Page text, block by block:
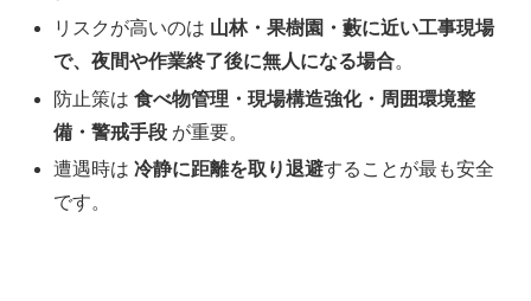
リスクが高いのは 山林・果樹園・藪に近い工事現場
で、夜間や作業終了後に無人になる場合。
防止策は食べ物管理・現場構造強化・周囲環境整
備・警戒手段 が重要。
遭遇時は冷静に距離を取り退避することが最も安全
です。